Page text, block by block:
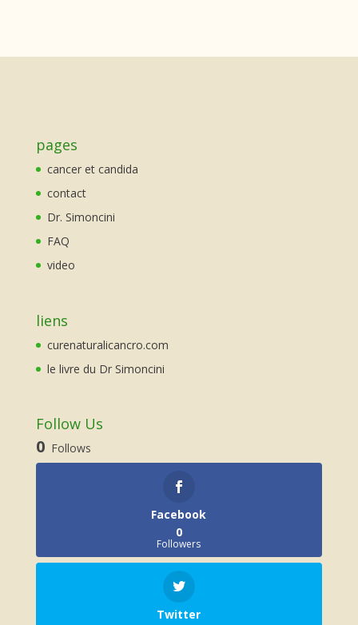
pages
cancer et candida
contact
Dr. Simoncini
FAQ
video
liens
curenaturalicancro.com
le livre du Dr Simoncini
Follow Us
0 Follows
Facebook
0
Followers
Twitter